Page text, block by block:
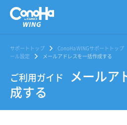
サポートトップ ConoHa WINGサポートトップ
ール設定
メールアドレスを一括作成する
ご利用ガイド
メールア
成する